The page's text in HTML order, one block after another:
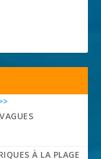
À LA PLAGE